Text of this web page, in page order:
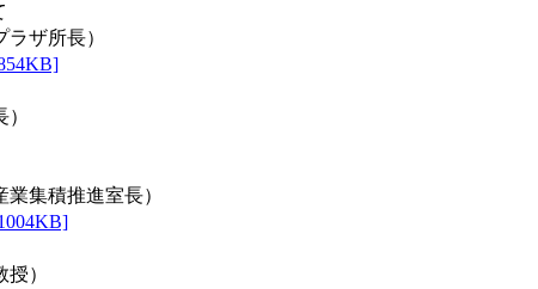
ザ所長）
集積推進室長）
）